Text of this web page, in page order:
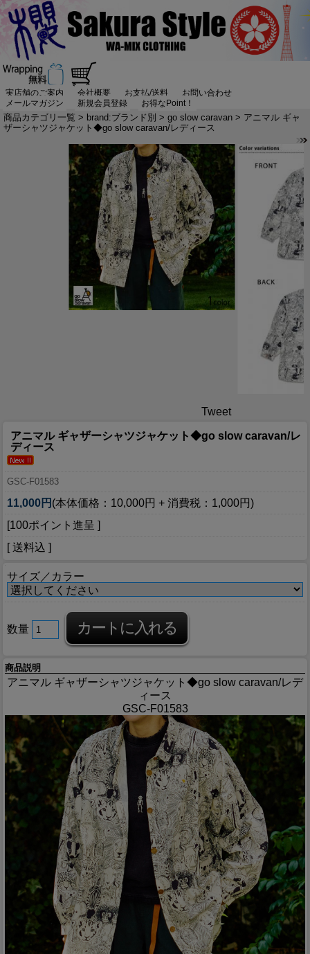
実店舗のご案内 会社概要 お支払/送料
お問い合わせ
メールマガジン
新規会員登録 お得なPoint！
商品カテゴリ一覧 > brand:ブランド別 > go slow caravan > アニマル ギャ
ザーシャツジャケット◆go slow caravan/レディース
Tweet
アニマル ギャザーシャツジャケット◆go slow caravan/レ
ディース
GSC-F01583
11,000円 (本体価格：10,000円 + 消費税：1,000円)
[100ポイント進呈 ]
[ 送料込 ]
サイズ／カラー
数量
商品説明
アニマル ギャザーシャツジャケット◆go slow caravan/レデ
ィース
GSC-F01583